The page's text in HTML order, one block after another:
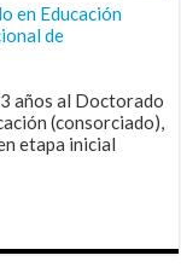
en Educación
de
años al Doctorado
(consorciado),
etapa inicial